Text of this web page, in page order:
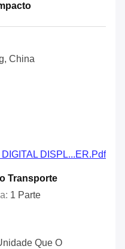
China
DISPL...ER.pdf
Transporte
1 Parte
Que O